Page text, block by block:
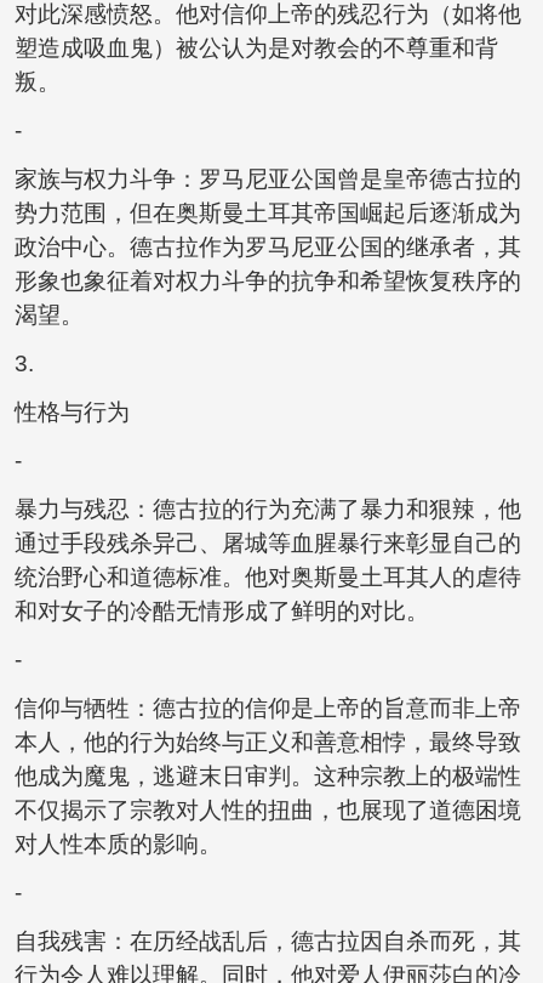
对此深感愤怒。他对信仰上帝的残忍行为（如将他
塑造成吸血鬼）被公认为是对教会的不尊重和背
叛。
-
家族与权力斗争：罗马尼亚公国曾是皇帝德古拉的
势力范围，但在奥斯曼土耳其帝国崛起后逐渐成为
政治中心。德古拉作为罗马尼亚公国的继承者，其
形象也象征着对权力斗争的抗争和希望恢复秩序的
渴望。
3.
性格与行为
-
暴力与残忍：德古拉的行为充满了暴力和狠辣，他
通过手段残杀异己、屠城等血腥暴行来彰显自己的
统治野心和道德标准。他对奥斯曼土耳其人的虐待
和对女子的冷酷无情形成了鲜明的对比。
-
信仰与牺牲：德古拉的信仰是上帝的旨意而非上帝
本人，他的行为始终与正义和善意相悖，最终导致
他成为魔鬼，逃避末日审判。这种宗教上的极端性
不仅揭示了宗教对人性的扭曲，也展现了道德困境
对人性本质的影响。
-
自我残害：在历经战乱后，德古拉因自杀而死，其
行为令人难以理解。同时，他对爱人伊丽莎白的冷